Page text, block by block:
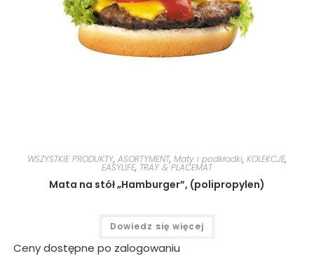
WSZYSTKIE PRODUKTY, ASORTYMENT, Maty i podkładki, KOLEKCJE,
EASYLIFE, TRAY & PLACEMAT
Mata na stół „Hamburger”, (polipropylen)
Dowiedz się więcej
Ceny dostępne po zalogowaniu